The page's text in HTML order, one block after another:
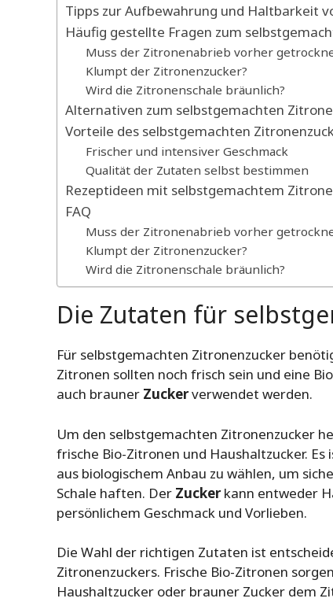
Tipps zur Aufbewahrung und Haltbarkeit
Häufig gestellte Fragen zum
Muss der Zitronenabrieb vorher
Klumpt der Zitronenzucker?
Wird die Zitronenschale bräunlich?
Alternativen zum selbstgemachten
Vorteile des selbstgemachten
Frischer und intensiver Geschmack
Qualität der Zutaten selbst bestimmen
Rezeptideen mit selbstgemachtem
FAQ
Muss der Zitronenabrieb vorher
Klumpt der Zitronenzucker?
Wird die Zitronenschale bräunlich?
Die Zutaten für
Für selbstgemachten Zitronenzucker
Zitronen sollten noch frisch sein und eine
auch brauner Zuckerverwendet werden.
Um den selbstgemachten Zitronenzucker
frische Bio-Zitronen und Haushaltzucker.
aus biologischem Anbau zu wählen, um
Schale haften. Der Zuckerkann entweder
persönlichem Geschmack und Vorlieben.
Die Wahl der richtigen Zutaten ist
Zitronenzuckers. Frische Bio-Zitronen
Haushaltzucker oder brauner Zucker dem